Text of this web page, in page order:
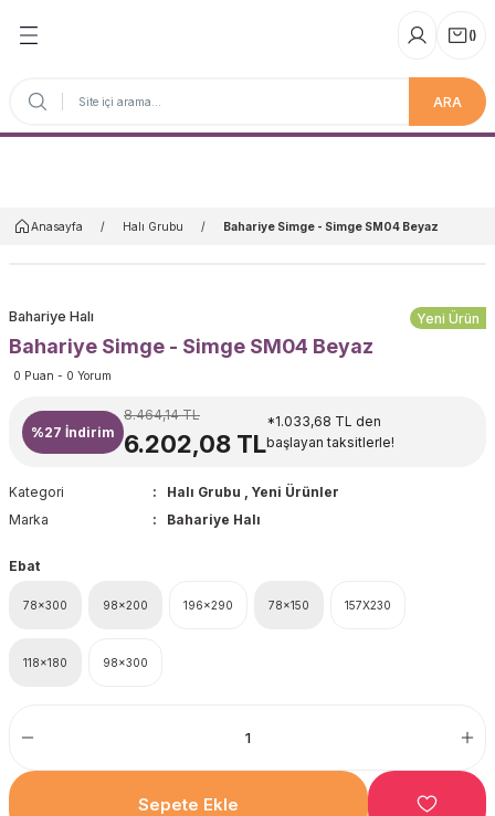
ARA
()
Anasayfa Halı Grubu Bahariye Simge - Simge SM04 Beyaz
Yeni Ürün
Bahariye Halı
Bahariye Simge - Simge SM04 Beyaz
0 Puan - 0 Yorum
%27 İndirim
8.464,14 TL
6.202,08 TL
*1.033,68 TL den
başlayan taksitlerle!
Kategori Halı Grubu , Yeni Ürünler
Marka
Bahariye Halı
Ebat
78x300 98x200 196x290 78x150 157X230
118x180 98x300
Sepete Ekle